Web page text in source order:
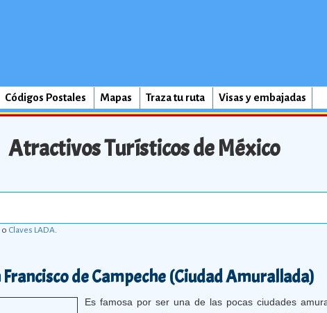
Códigos Postales Mapas Traza tu ruta Visas y embajadas
Atractivos Turísticos de México
o Claves LADA.
Francisco de Campeche (Ciudad Amurallada)
Es famosa por ser una de las pocas ciudades